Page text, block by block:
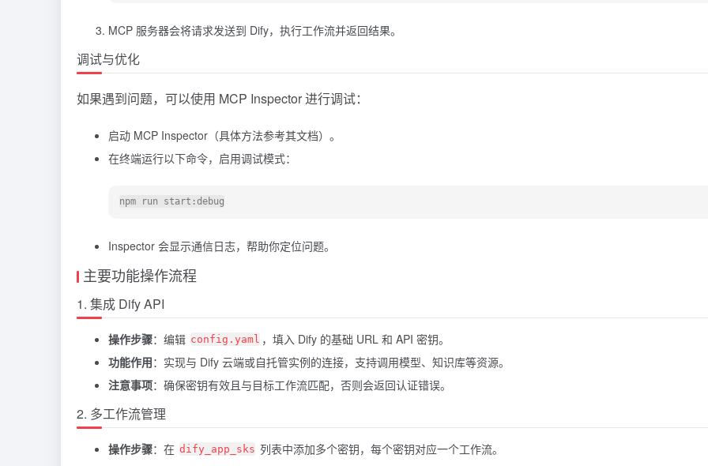
MCP 服务器会将请求发送到 Dify，执行工作流并返回结果。
调试与优化
如果遇到问题，可以使用 MCP Inspector 进行调试：
启动 MCP Inspector（具体方法参考其文档）。
在终端运行以下命令，启用调试模式：
Inspector 会显示通信日志，帮助你定位问题。
主要功能操作流程
1. 集成 Dify API
操作步骤：编辑 config.yaml ，填入 Dify 的基础 URL 和 API 密钥。
功能作用：实现与 Dify 云端或自托管实例的连接，支持调用模型、知识库等资源。
注意事项：确保密钥有效且与目标工作流匹配，否则会返回认证错误。
2. 多工作流管理
操作步骤：在 dify_app_sks 列表中添加多个密钥，每个密钥对应一个工作流。